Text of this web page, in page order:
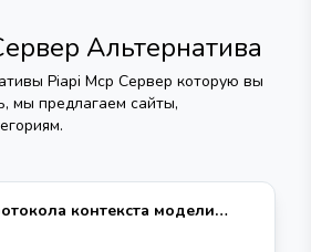
Альтернатива
Piapi Mcp Сервер которую вы
мы предлагаем сайты,
контекста модели